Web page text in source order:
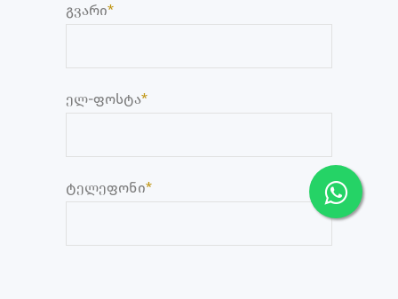
გვარი*
ელ-ფოსტა*
ტელეფონი*